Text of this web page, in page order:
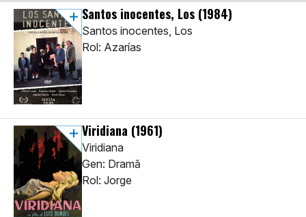
Santos inocentes, Los (1984)
Santos inocentes, Los
Rol: Azarías
Viridiana (1961)
Viridiana
Gen: Dramă
Rol: Jorge